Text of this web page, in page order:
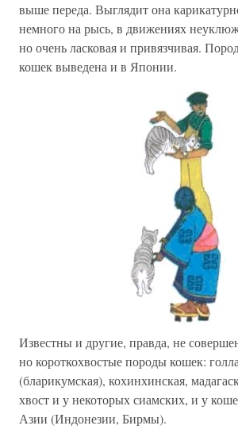
выше переда. Выглядит она
немного на рысь, в движениях
но очень ласковая и привязчивая.
кошек выведена и в Японии.
Известны и другие, правда, не
но короткохвостые породы кошек:
(бларикумская), кохинхинская,
хвост и у некоторых сиамских, и у
Азии (Индонезии, Бирмы).